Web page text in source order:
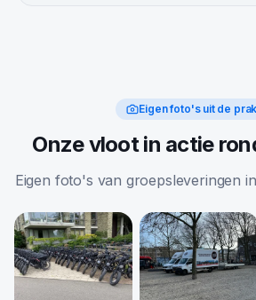
Eigen foto's uit de
Onze vloot in actie
Eigen foto's van groepsleveringen